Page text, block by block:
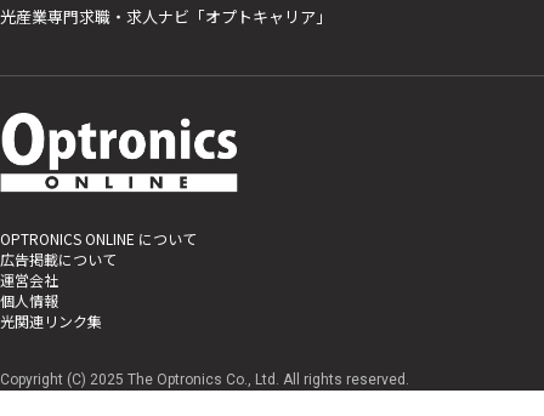
光産業専門求職・求人ナビ「オプトキャリア」
OPTRONICS ONLINE について
広告掲載について
運営会社
個人情報
光関連リンク集
Copyright (C) 2025 The Optronics Co., Ltd. All rights reserved.